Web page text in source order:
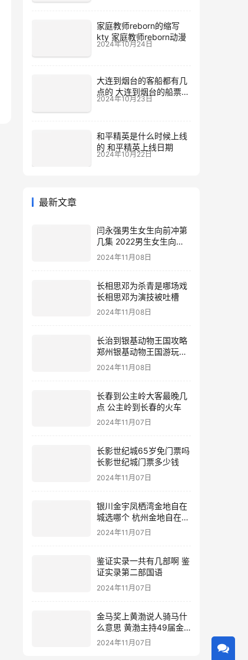
家庭教师reborn的缩写
kty 家庭教师reborn动漫
2024年10月24日
大连到烟台的客船都有几
点的 大连到烟台的船票价
格
2024年10月23日
和平精英是什么时候上线
的 和平精英上线日期
2024年10月22日
最新文章
闫永强男生女生向前冲第
几集 2022男生女生向前
冲报名通道
2024年11月08日
长相思邓为杀青是哪场戏
长相思邓为演技被吐槽
2024年11月08日
长治到银基动物王国攻略
郑州银基动物王国游玩攻
略
2024年11月08日
长春到公主岭大客最晚几
点 公主岭到长春的火车
2024年11月07日
长影世纪城65岁免门票吗
长影世纪城门票多少钱
2024年11月07日
银川金宇凤栖湾金地自在
城选哪个 杭州金地自在城
地址
2024年11月07日
鉴证实录一共有几部啊 鉴
证实录第二部国语
2024年11月07日
金马奖上黄渤说人骑马什
么意思 黄渤主持49届金
马奖
2024年11月07日